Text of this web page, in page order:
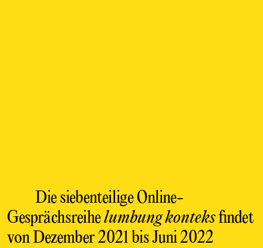
Die siebenteilige Online-
Gesprächsreihelumbung konteksfindet
von Dezember 2021 bis Juni 2022